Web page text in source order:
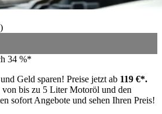
)
34 %*
Geld sparen! Preise jetzt ab 119 €*.
bis zu 5 Liter Motoröl und den
sofort Angebote und sehen Ihren Preis!